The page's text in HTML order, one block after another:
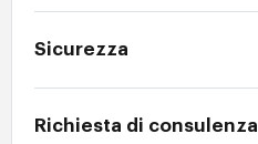
Sicurezza
Richiesta di consulenza